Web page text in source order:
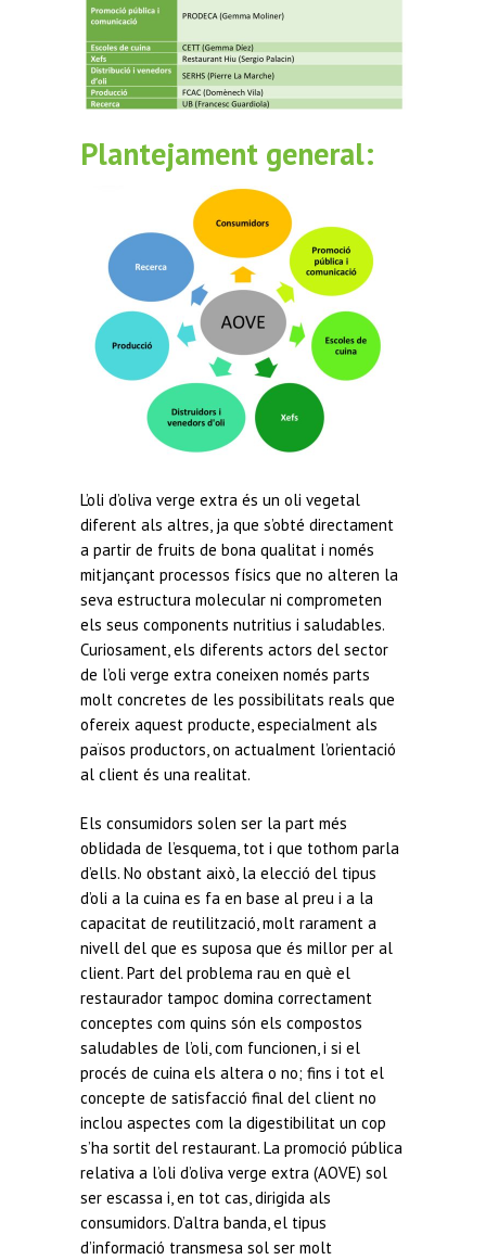
Plantejament general:
L’oli d’oliva verge extra és un oli vegetal
diferent als altres, ja que s’obté directament
a partir de fruits de bona qualitat i només
mitjançant processos físics que no alteren la
seva estructura molecular ni comprometen
els seus components nutritius i saludables.
Curiosament, els diferents actors del sector
de l’oli verge extra coneixen només parts
molt concretes de les possibilitats reals que
ofereix aquest producte, especialment als
països productors, on actualment l’orientació
al client és una realitat.
Els consumidors solen ser la part més
oblidada de l’esquema, tot i que tothom parla
d’ells. No obstant això, la elecció del tipus
d’oli a la cuina es fa en base al preu i a la
capacitat de reutilització, molt rarament a
nivell del que es suposa que és millor per al
client. Part del problema rau en què el
restaurador tampoc domina correctament
conceptes com quins són els compostos
saludables de l’oli, com funcionen, i si el
procés de cuina els altera o no; fins i tot el
concepte de satisfacció final del client no
inclou aspectes com la digestibilitat un cop
s’ha sortit del restaurant. La promoció pública
relativa a l’oli d’oliva verge extra (AOVE) sol
ser escassa i, en tot cas, dirigida als
consumidors. D’altra banda, el tipus
d’informació transmesa sol ser molt